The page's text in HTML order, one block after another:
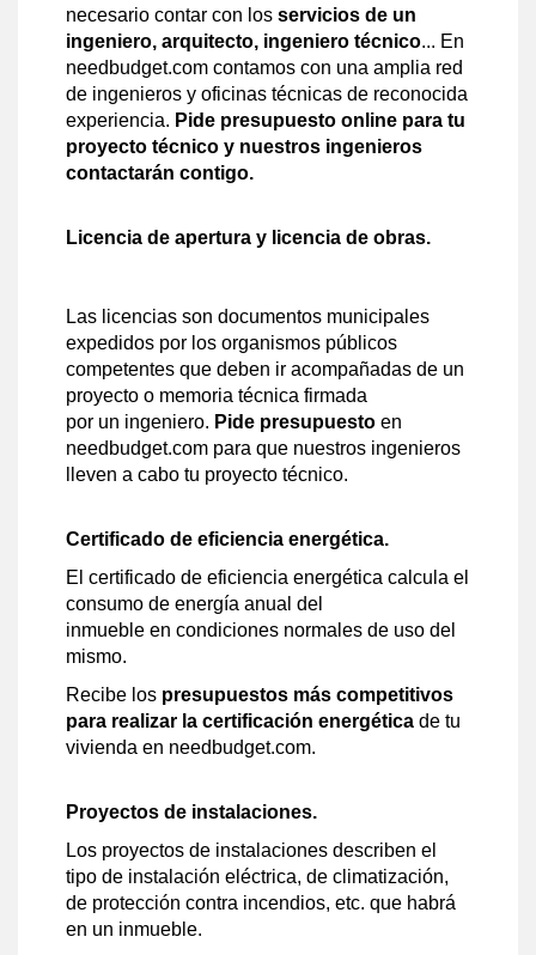
necesario contar con los servicios de un
ingeniero, arquitecto, ingeniero técnico... En
needbudget.com contamos con una amplia red
de ingenieros y oficinas técnicas de reconocida
experiencia. Pide presupuesto online para tu
proyecto técnico y nuestros ingenieros
contactarán contigo.
Licencia de apertura y licencia de obras.
Las licencias son documentos municipales
expedidos por los organismos públicos
competentes que deben ir acompañadas de un
proyecto o memoria técnica firmada
por un ingeniero. Pide presupuesto en
needbudget.com para que nuestros ingenieros
lleven a cabo tu proyecto técnico.
Certificado de eficiencia energética.
El certificado de eficiencia energética calcula el
consumo de energía anual del
inmueble en condiciones normales de uso del
mismo.
Recibe los presupuestos más competitivos
para realizar la certificación energética de tu
vivienda en needbudget.com.
Proyectos de instalaciones.
Los proyectos de instalaciones describen el
tipo de instalación eléctrica, de climatización,
de protección contra incendios, etc. que habrá
en un inmueble.